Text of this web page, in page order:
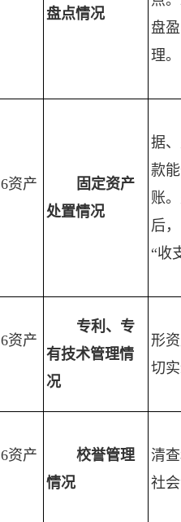
盘点情况
盘
理。
6资产
固定资产
处置情况
据
款
账
后
“收
6资产
专利、专
有技术管理情
况
形
切
6资产
校誉管理
情况
清
社